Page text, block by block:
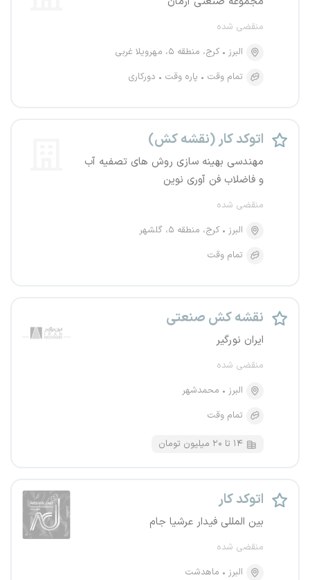
منقضی شده
البرز
کرج، منطقه ۵، مهرویلا غربی
تمام وقت
پاره وقت دورکاری
اتوکد کار (نقشه کش)
مهندسی بهینه سازی روش های تصفیه آب
و فاضلاب فن آوری نوین
منقضی شده
البرز
کرج، منطقه ۵، گلشهر
تمام وقت
نقشه کش صنعتی
ایران نورگیر
منقضی شده
البرز
محمدشهر
تمام وقت
۱۴ تا ۲۰ میلیون تومان
اتوکد کار
بین المللی فیدار عرشیا جام
منقضی شده
البرز
ماهدشت